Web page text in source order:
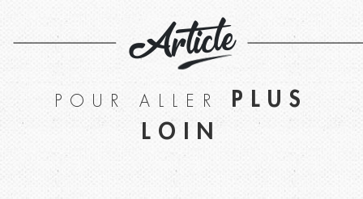
Article
POUR ALLER
PLUS
LOIN